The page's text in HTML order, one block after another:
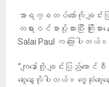
အာရက္ခတပ်တော်ကို ချင်းပ
တရားဝင်စာပို့ထားပြီး ကြိုး
Salai Paul က ပြောပါတယ်။
“ကျနော်တို့ ချင်းပြည်ကေ
ဆွေးနွေးလိုပါတယ်။ တွေ့ဆုံဆွေး